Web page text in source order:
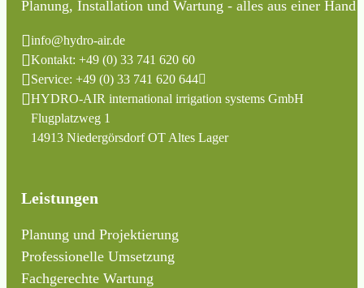
Planung, Installation und Wartung - alles aus einer
info@hydro-air.de
Kontakt: +49 (0) 33 741 620 60
Service: +49 (0) 33 741 620 644
HYDRO-AIR international irrigation systems GmbH
Flugplatzweg 1
14913 Niedergörsdorf OT Altes Lager
Leistungen
Planung und Projektierung
Professionelle Umsetzung
Fachgerechte Wartung